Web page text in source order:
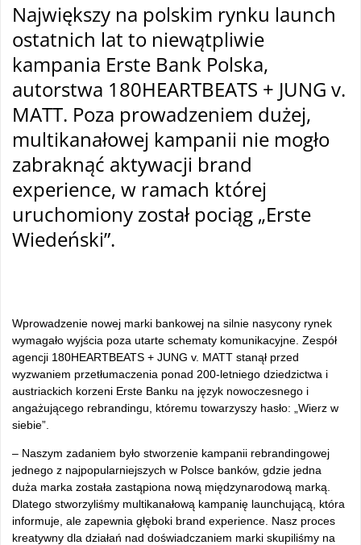
Największy na polskim rynku launch
ostatnich lat to niewątpliwie
kampania Erste Bank Polska,
autorstwa 180HEARTBEATS + JUNG v.
MATT. Poza prowadzeniem dużej,
multikanałowej kampanii nie mogło
zabraknąć aktywacji brand
experience, w ramach której
uruchomiony został pociąg „Erste
Wiedeński”.
Wprowadzenie nowej marki bankowej na silnie nasycony rynek
wymagało wyjścia poza utarte schematy komunikacyjne. Zespół
agencji 180HEARTBEATS + JUNG v. MATT stanął przed
wyzwaniem przetłumaczenia ponad 200-letniego dziedzictwa i
austriackich korzeni Erste Banku na język nowoczesnego i
angażującego rebrandingu, któremu towarzyszy hasło: „Wierz w
siebie”.
– Naszym zadaniem było stworzenie kampanii rebrandingowej
jednego z najpopularniejszych w Polsce banków, gdzie jedna
duża marka została zastąpiona nową międzynarodową marką.
Dlatego stworzyliśmy multikanałową kampanię launchującą, która
informuje, ale zapewnia głęboki brand experience. Nasz proces
kreatywny dla działań nad doświadczaniem marki skupiliśmy na